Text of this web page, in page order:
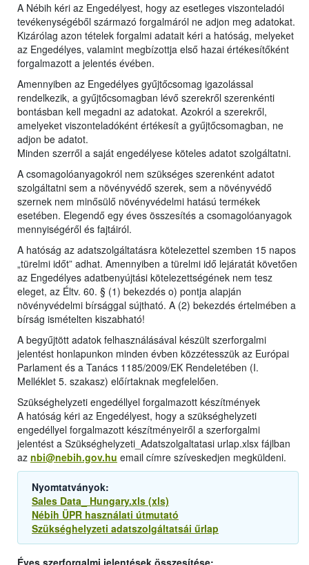
A Nébih kéri az Engedélyest, hogy az esetleges viszonteladói
tevékenységéből származó forgalmáról ne adjon meg adatokat.
Kizárólag azon tételek forgalmi adatait kéri a hatóság, melyeket
az Engedélyes, valamint megbízottja első hazai értékesítőként
forgalmazott a jelentés évében.
Amennyiben az Engedélyes gyűjtőcsomag igazolással
rendelkezik, a gyűjtőcsomagban lévő szerekről szerenkénti
bontásban kell megadni az adatokat. Azokról a szerekről,
amelyeket viszonteladóként értékesít a gyűjtőcsomagban, ne
adjon be adatot.
Minden szerről a saját engedélyese köteles adatot szolgáltatni.
A csomagolóanyagokról nem szükséges szerenként adatot
szolgáltatni sem a növényvédő szerek, sem a növényvédő
szernek nem minősülő növényvédelmi hatású termékek
esetében. Elegendő egy éves összesítés a csomagolóanyagok
mennyiségéről és fajtáiról.
A hatóság az adatszolgáltatásra kötelezettel szemben 15 napos
„türelmi időt” adhat. Amennyiben a türelmi idő lejáratát követően
az Engedélyes adatbenyújtási kötelezettségének nem tesz
eleget, az Éltv. 60. § (1) bekezdés o) pontja alapján
növényvédelmi bírsággal sújtható. A (2) bekezdés értelmében a
bírság ismételten kiszabható!
A begyűjtött adatok felhasználásával készült szerforgalmi
jelentést honlapunkon minden évben közzétesszük az Európai
Parlament és a Tanács 1185/2009/EK Rendeletében (I.
Melléklet 5. szakasz) előírtaknak megfelelően.
Szükséghelyzeti engedéllyel forgalmazott készítmények
A hatóság kéri az Engedélyest, hogy a szükséghelyzeti
engedéllyel forgalmazott készítményeiről a szerforgalmi
jelentést a Szükséghelyzeti_Adatszolgaltatasi urlap.xlsx fájlban
az nbi@nebih.gov.hu email címre szíveskedjen megküldeni.
Nyomtatványok:
Sales Data_ Hungary.xls (xls)
Nébih ÜPR használati útmutató
Szükséghelyzeti adatszolgáltatsái űrlap